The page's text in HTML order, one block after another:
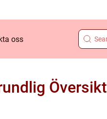
oss
Översikt